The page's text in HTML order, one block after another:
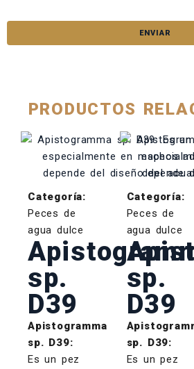
PRODUCTOS
Categoría:
Peces de
agua dulce
sp.
D39
Apistogramma
sp. D39:
Es un pez
Categoría:
Peces de
agua dulce
sp.
D39
sp. D39:
Es un pez